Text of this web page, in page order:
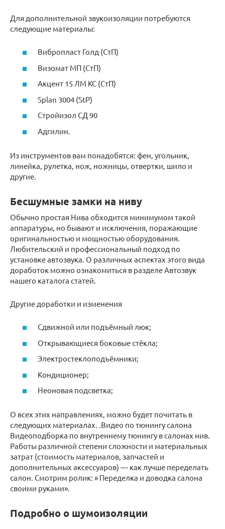
Для дополнительной звукоизоляции потребуются
следующие материалы:
Вибропласт Голд (СтП)
Визомат МП (СтП)
Акцент 15 ЛМ КС (СтП)
Splan 3004 (StP)
Стройизол СД 90
Адгилин.
Из инструментов вам понадобятся: фен, угольник,
линейка, рулетка, нож, ножницы, отвертки, шило и
другие.
Бесшумные замки на ниву
Обычно простая Нива обходится минимумом такой
аппаратуры, но бывают и исключения, поражающие
оригинальностью и мощностью оборудования.
Любительский и профессиональный подход по
установке автозвука. О различных аспектах этого вида
доработок можно ознакомиться в разделе Автозвук
нашего каталога статей.
Другие доработки и изменения
Сдвижной или подъёмный люк;
Открывающиеся боковые стёкла;
Электростеклоподъёмники;
Кондиционер;
Неоновая подсветка;
О всех этих направлениях, можно будет почитать в
следующих материалах. .Видео по тюнингу салона
Видеоподборка по внутреннему тюнингу в салонах нив.
Работы различной степени сложности и материальных
затрат (стоимость материалов, запчастей и
дополнительных аксессуаров) — как лучше переделать
салон. Смотрим ролик: » Переделка и доводка салона
своими руками».
Подробно о шумоизоляции